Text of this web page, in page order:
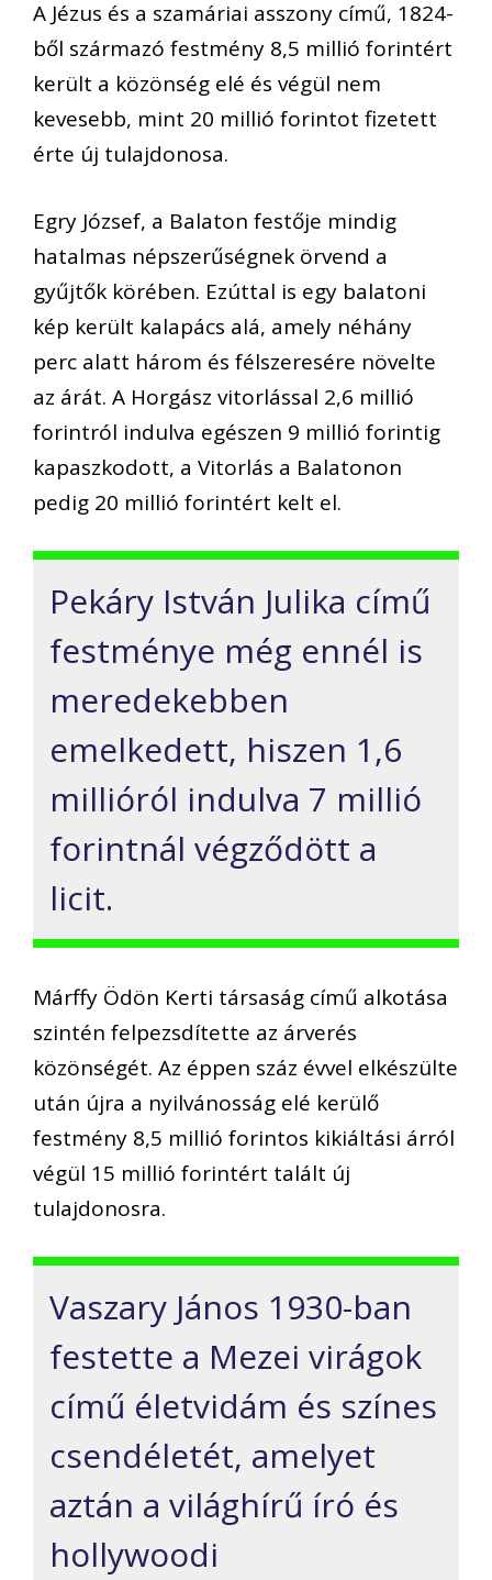
A Jézus és a szamáriai asszony című, 1824-
ből származó festmény 8,5 millió forintért
került a közönség elé és végül nem
kevesebb, mint 20 millió forintot fizetett
érte új tulajdonosa.
Egry József, a Balaton festője mindig
hatalmas népszerűségnek örvend a
gyűjtők körében. Ezúttal is egy balatoni
kép került kalapács alá, amely néhány
perc alatt három és félszeresére növelte
az árát. A Horgász vitorlással 2,6 millió
forintról indulva egészen 9 millió forintig
kapaszkodott, a Vitorlás a Balatonon
pedig 20 millió forintért kelt el.
Pekáry István Julika című
festménye még ennél is
meredekebben
emelkedett, hiszen 1,6
millióról indulva 7 millió
forintnál végződött a
licit.
Márffy Ödön Kerti társaság című alkotása
szintén felpezsdítette az árverés
közönségét. Az éppen száz évvel elkészülte
után újra a nyilvánosság elé kerülő
festmény 8,5 millió forintos kikiáltási árról
végül 15 millió forintért talált új
tulajdonosra.
Vaszary János 1930-ban
festette a Mezei virágok
című életvidám és színes
csendéletét, amelyet
aztán a világhírű író és
hollywoodi